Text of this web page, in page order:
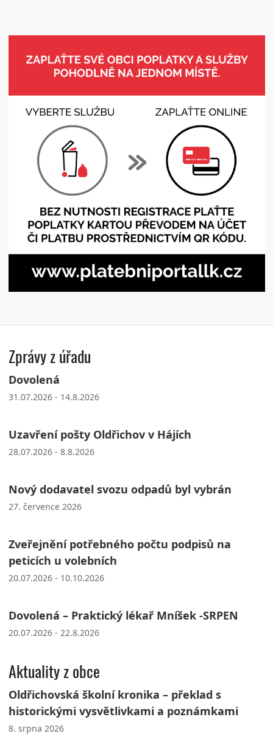
Zprávy z úřadu
Dovolená
31.07.2026 - 14.8.2026
Uzavření pošty Oldřichov v Hájích
28.07.2026 - 8.8.2026
Nový dodavatel svozu odpadů byl vybrán
27. července 2026
Zveřejnění potřebného počtu podpisů na
peticích u volebních
20.07.2026 - 10.10.2026
Dovolená – Praktický lékař Mníšek -SRPEN
20.07.2026 - 22.8.2026
Aktuality z obce
Oldřichovská školní kronika – překlad s
historickými vysvětlivkami a poznámkami
8. srpna 2026